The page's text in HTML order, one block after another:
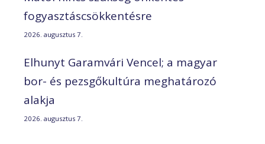
fogyasztáscsökkentésre
2026. augusztus 7.
Elhunyt Garamvári Vencel; a magyar
bor- és pezsgőkultúra meghatározó
alakja
2026. augusztus 7.